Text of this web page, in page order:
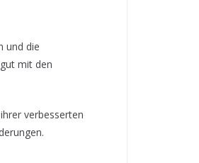
und die
mit den
verbesserten